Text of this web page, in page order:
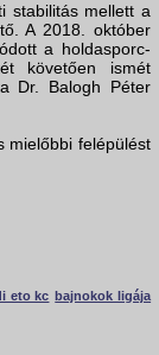
stabilitás mellett a
A 2018. október
a holdasporc-
követően ismét
Dr. Balogh Péter
mielőbbi felépülést
eto kc bajnokok ligája